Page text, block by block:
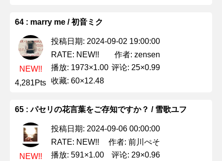
64 : marry me / 初音ミク
NEW!!
4,281Pts
投稿日期: 2024-09-02 19:00:00
RATE: NEW!!
作者: zensen
播放: 1973×1.00 评论: 25×0.99
收藏: 60×12.48
65 : パセリの花言葉をご存知ですか？ / 雪歌ユフ
NEW!!
投稿日期: 2024-09-06 00:00:00
RATE: NEW!!
作者: 前川ぺそ
播放: 591×1.00
评论: 29×0.96